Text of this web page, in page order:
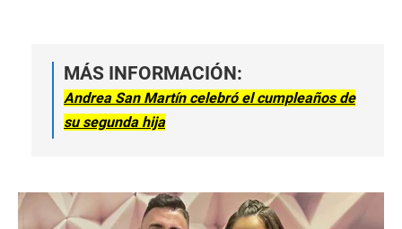
MÁS INFORMACIÓN:
Andrea San Martín celebró el cumpleaños de
su segunda hija